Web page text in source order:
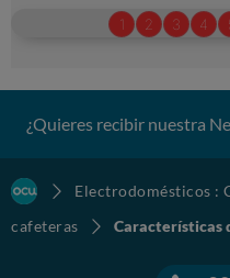
¿Quieres recibir nuestra
Electrodomésticos :
cafeteras
Características